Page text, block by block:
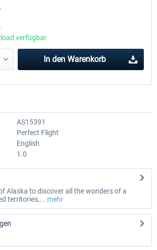
verfügbar
In den Warenkorb
AS15391
Perfect Flight
English
1.0
Alaska to discover all the wonders of a
territories,... mehr